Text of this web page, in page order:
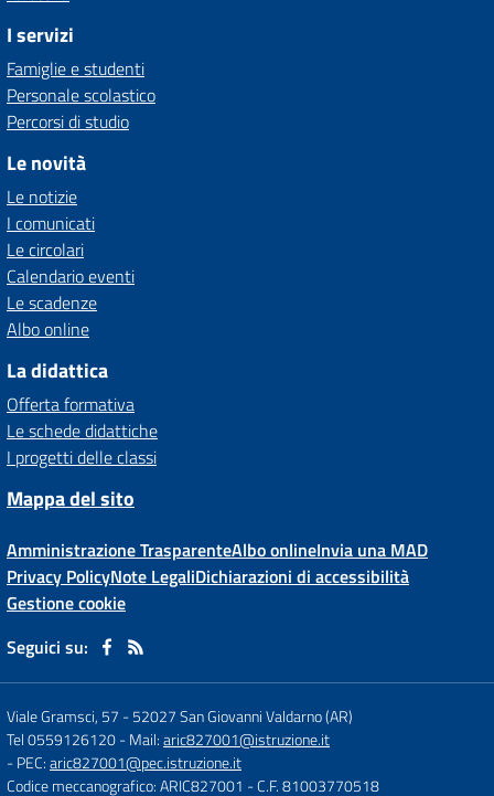
I servizi
Famiglie e studenti
Personale scolastico
Percorsi di studio
Le novità
Le notizie
I comunicati
Le circolari
Calendario eventi
Le scadenze
Albo online
La didattica
Offerta formativa
Le schede didattiche
I progetti delle classi
Mappa del sito
Amministrazione TrasparenteAlbo onlineInvia una MAD
Privacy PolicyNote LegaliDichiarazioni di accessibilità
Gestione cookie
Seguici su:
Viale Gramsci, 57 -52027 San Giovanni Valdarno (AR)
Tel 0559126120- Mail:aric827001@istruzione.it
- PEC:aric827001@pec.istruzione.it
Codice meccanografico: ARIC827001 - C.F. 81003770518